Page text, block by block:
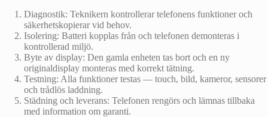
Diagnostik: Teknikern kontrollerar telefonens funktioner och
säkerhetskopierar vid behov.
Isolering: Batteri kopplas från och telefonen demonteras i
kontrollerad miljö.
Byte av display: Den gamla enheten tas bort och en ny
originaldisplay monteras med korrekt tätning.
Testning: Alla funktioner testas — touch, bild, kameror, sensorer
och trådlös laddning.
Städning och leverans: Telefonen rengörs och lämnas tillbaka
med information om garanti.